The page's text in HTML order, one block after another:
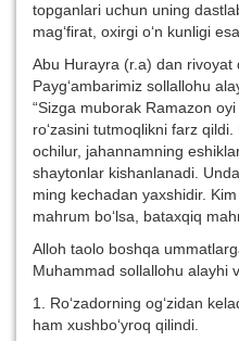
topganlari uchun uning
mag‘firat, oxirgi o‘n kunligi
Abu Hurayra (r.a) dan rivoyat
Payg‘ambarimiz sollallohu
“Sizga muborak Ramazon
ro‘zasini tutmoqlikni farz
ochilur, jahannamning
shaytonlar kishanlanadi.
ming kechadan yaxshidir.
mahrum bo‘lsa, bataxqiq
Alloh taolo boshqa
Muhammad sollallohu alayhi
1. Ro‘zadorning og‘zidan
ham xushbo‘yroq qilindi.